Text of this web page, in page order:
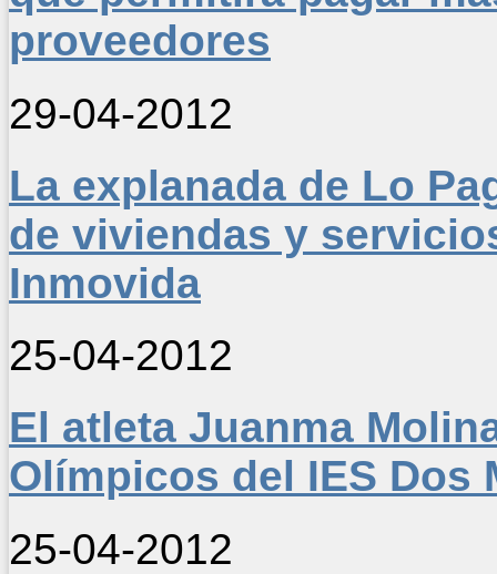
proveedores
29-04-2012
La explanada de Lo
de viviendas y
Inmovida
25-04-2012
El atleta Juanma
Olímpicos del IES Dos
25-04-2012